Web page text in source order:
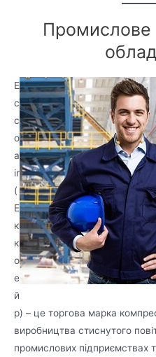
Промислове
E
c
c
o
a
ir
(
Е
к
к
о
е
й
р) – це торгова марка
виробництва стиснутого
промислових підприємствах